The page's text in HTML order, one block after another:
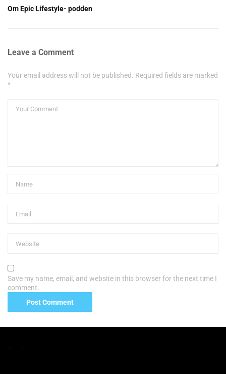
Om Epic Lifestyle- podden
Leave a Comment
Your email address will not be published. Required fields are marked
*
Save my name, email, and website in this browser for the next time I
comment.